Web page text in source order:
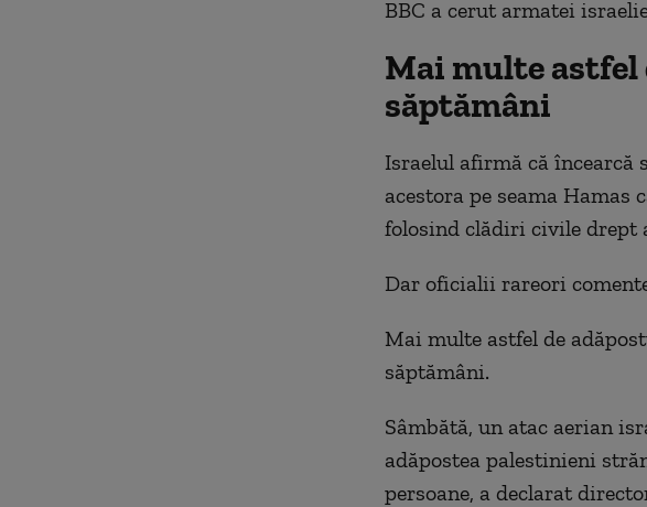
BBC a cerut armatei
Mai multe astfel
săptămâni
Israelul afirmă că încearcă
acestora pe seama Hamas
folosind clădiri civile drept
Dar oficialii rareori
Mai multe astfel de
săptămâni.
Sâmbătă, un atac aerian
adăpostea palestinieni
persoane, a declarat